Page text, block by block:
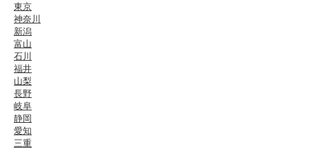
東京
神奈川
新潟
富山
石川
福井
山梨
長野
岐阜
静岡
愛知
三重